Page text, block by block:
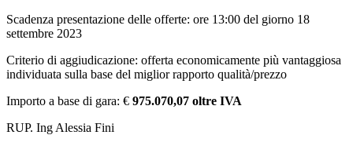
Scadenza presentazione delle offerte: ore 13:00 del giorno 18
settembre 2023
Criterio di aggiudicazione: offerta economicamente più vantaggiosa
individuata sulla base del miglior rapporto qualità/prezzo
Importo a base di gara: € 975.070,07 oltre IVA
RUP. Ing Alessia Fini